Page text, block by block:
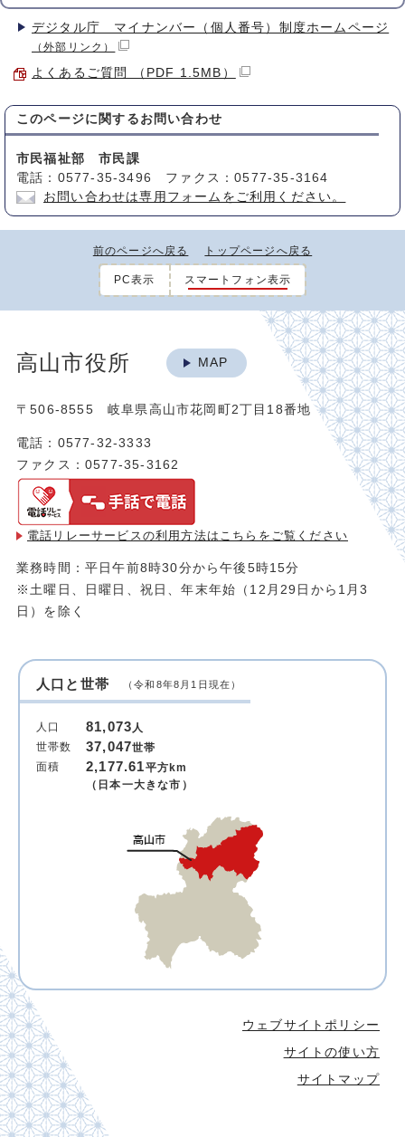
デジタル庁 マイナンバー（個人番号）制度ホームページ
（外部リンク）
よくあるご質問 （PDF 1.5MB）
このページに関する お問い合わせ
市民福祉部 市民課
電話：0577-35-3496 ファクス：0577-35-3164
お問い合わせは専用フォームをご利用ください。
前のページへ戻る トップページへ戻る
PC表示 スマートフォン表示
高山市役所 MAP
〒506-8555 岐阜県高山市花岡町2丁目18番地
電話：0577-32-3333
ファクス：0577-35-3162
電話リレーサービスの利用方法は こちらをご覧ください
業務時間：平日午前8時30分から午後5時15分
※土曜日、日曜日、祝日、年末年始（12月29日から1月3
日）を除く
人口と世帯 （令和8年8月1日現在）
人口 81,073人
世帯数
37,047世帯
面積
2,177.61平方km
（日本一大きな市）
ウェブサイトポリシー
サイトの使い方
サイトマップ